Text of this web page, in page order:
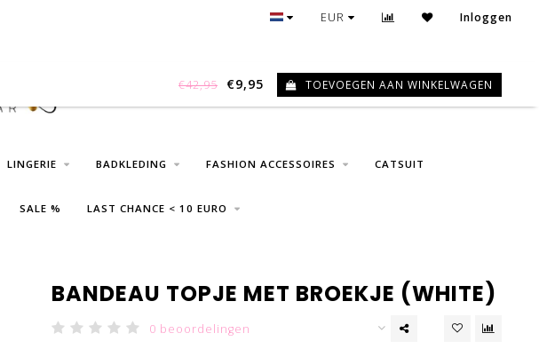
GRATIS VERZENDING VANAF € 75
EUR Inloggen
0
LINGERIE BADKLEDING FASHION ACCESSOIRES CATSUIT
SALE % LAST CHANCE < 10 EURO
€42,95 €9,95 TOEVOEGEN AAN WINKELWAGEN
BANDEAU TOPJE MET BROEKJE (WHITE)
0 beoordelingen